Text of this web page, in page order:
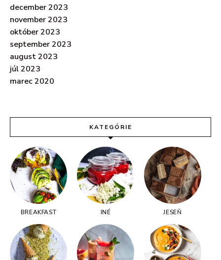
december 2023
november 2023
október 2023
september 2023
august 2023
júl 2023
marec 2020
KATEGÓRIE
BREAKFAST INÉ JESEŇ